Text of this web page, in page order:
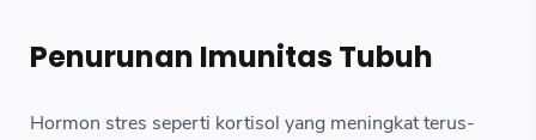
Penurunan Imunitas Tubuh
Hormon stres seperti kortisol yang meningkat terus-